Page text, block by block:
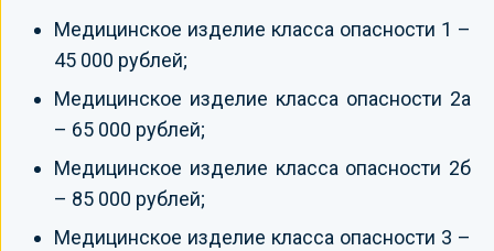
Медицинское изделие класса опасности 1 –
45 000 рублей;
Медицинское изделие класса опасности 2а
– 65 000 рублей;
Медицинское изделие класса опасности 2б
– 85 000 рублей;
Медицинское изделие класса опасности 3 –